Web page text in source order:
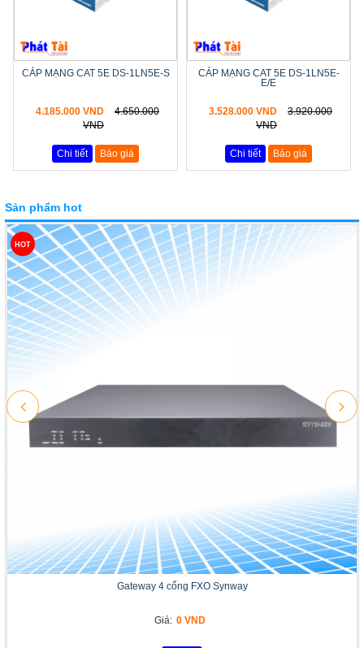
CÁP MẠNG CAT 5E DS-1LN5E-S
4.185.000 VND
4.650.000
VND
Chi tiết Báo giá
CÁP MẠNG CAT 5E DS-1LN5E-
E/E
3.528.000 VND
3.920.000
VND
Chi tiết Báo giá
Sản phẩm hot
HOT
Gateway 4 cổng FXO Synway
Giá: 0 VND